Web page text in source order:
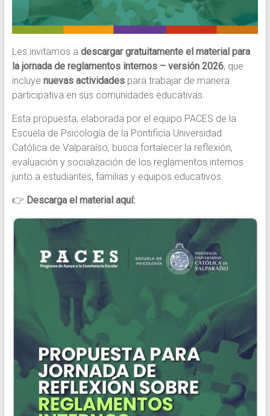
agenciamiento
colectivo
y
el
fortalecimiento
de
formativas.
Programa
de
la
Pontificia
Universidad
de
Les invitamos a descargar gratuitamente el material para
la jornada de reglamentos internos – versión 2026, que
incluye nuevas actividadespara trabajar de manera
participativa en sus comunidades educativas.
Esta propuesta, elaborada por el equipo PACES de la
Escuela de Psicología de la Pontificia Universidad
Católica de Valparaíso, busca fortalecer la reflexión,
evaluación y socialización de los reglamentos internos
junto a estudiantes, familias y equipos educativos.
👉 Descarga el material aquí: